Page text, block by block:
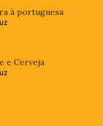
à portuguesa
e Cerveja